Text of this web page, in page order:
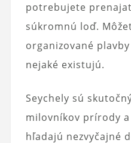
potrebujete
súkromnú loď.
organizované
nejaké existujú.
Seychely sú
milovníkov prírody
hľadajú nezvyčajné